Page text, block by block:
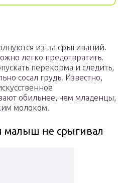
из-за срыгиваний.
легко предотвратить.
перекорма и следить,
сосал грудь. Известно,
обильнее, чем младенцы,
молоком.
малыш не срыгивал